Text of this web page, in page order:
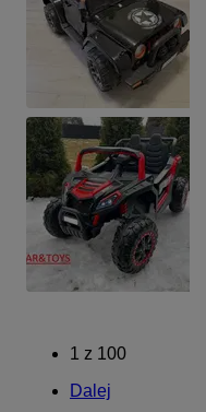
1 z 100
Dalej